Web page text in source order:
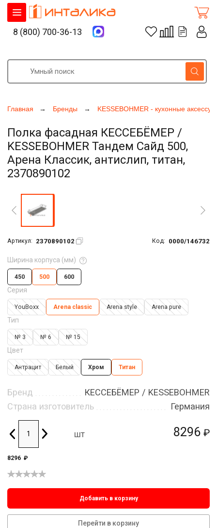
Главная Бренды KESSEBOHMER - кухонные
Полка фасадная КЕССЕБЁМЕР /
KESSEBOHMER Тандем Сайд 500,
Арена Классик, антислип, титан,
2370890102
Артикул: 2370890102 Код: 0000/146732
8296 ₽
Ширина корпуса (мм)
450 500 600
Серия
YouBoxx Arena classic Arena style Arena pure
Тип
№ 3 № 6 № 15
Цвет
Антрацит Белый Хром Титан
Бренд
КЕССЕБЁМЕР / KESSEBOHMER
Страна изготовитель
Германия
шт
8296 ₽
Добавить в корзину
Перейти в корзину
8 (800) 700-36-13